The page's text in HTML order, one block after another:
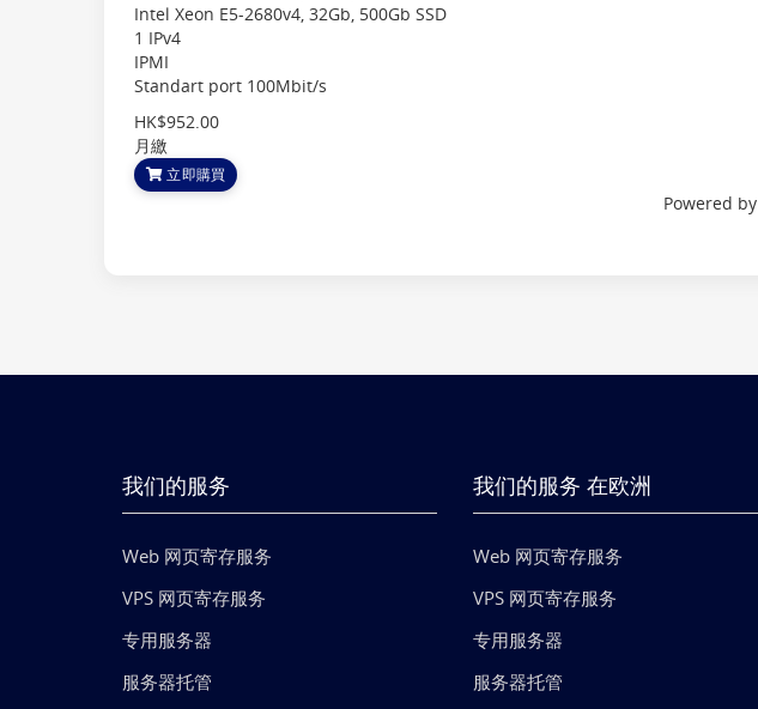
Intel Xeon E5-2680v4, 32Gb, 500Gb SSD
1 IPv4
IPMI
Standart port 100Mbit/s
HK$952.00
月繳
立即購買
Powered by
我们的服务
Web 网页寄存服务
VPS 网页寄存服务
专用服务器
服务器托管
我们的服务 在欧洲
Web 网页寄存服务
VPS 网页寄存服务
专用服务器
服务器托管